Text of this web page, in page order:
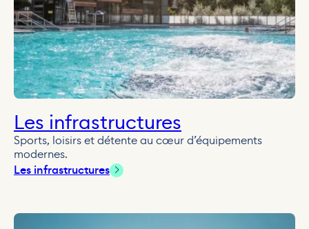
Les infrastructures
Sports, loisirs et détente au cœur d’équipements
modernes.
Les infrastructures